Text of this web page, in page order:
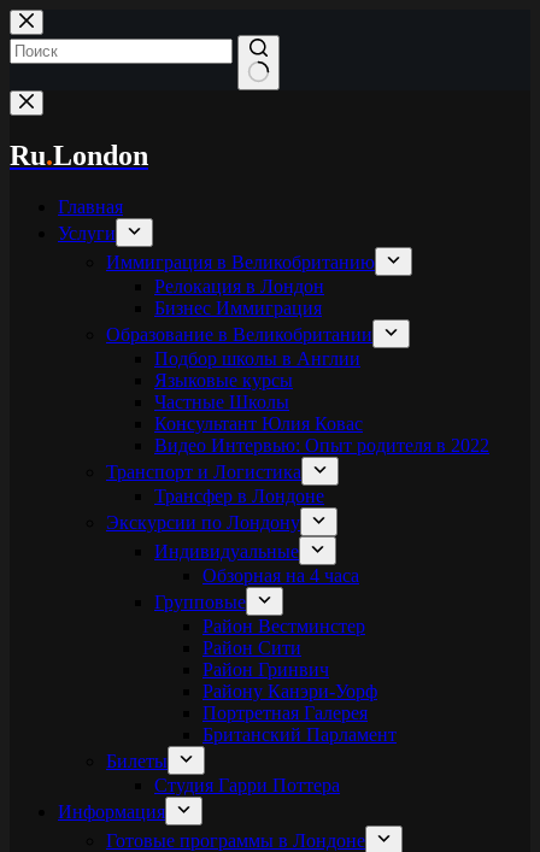
Перейти
к
сути
Ничего
не
найдено
Ru.London
Главная
Услуги
Иммиграция в Великобританию
Релокация в Лондон
Бизнес Иммиграция
Образование в Великобритании
Подбор школы в Англии
Языковые курсы
Частные Школы
Консультант Юлия Ковас
Видео Интервью: Опыт родителя в 2022
Транспорт и Логистика
Трансфер в Лондоне
Экскурсии по Лондону
Индивидуальные
Обзорная на 4 часа
Групповые
Район Вестминстер
Район Сити
Район Гринвич
Району Канэри-Уорф
Портретная Галерея
Британский Парламент
Билеты
Студия Гарри Поттера
Информация
Готовые программы в Лондоне